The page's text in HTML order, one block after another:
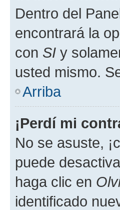
Dentro del
encontrará la
con SI y
usted mismo.
Arriba
¡Perdí mi
No se asuste,
puede
haga clic en
identificado